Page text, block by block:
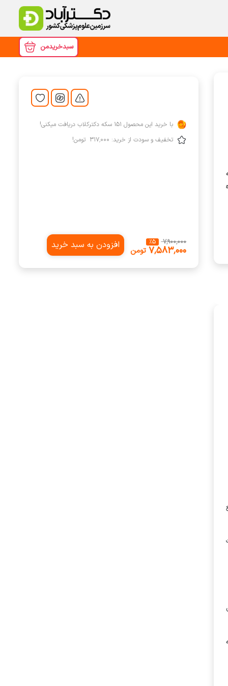
سبدخریدمن
با خرید این محصول 151 سکه دکترکلاب دریافت میکنی!
تخفیف و سودت از خرید: ‎ ۳۱۷٬۰۰۰ تومن!
‎ ۷٬۹۰۰٬۰۰۰ ٪5
‎ ۷٬۵۸۳٬۰۰۰ تومن افزودن به سبد خرید